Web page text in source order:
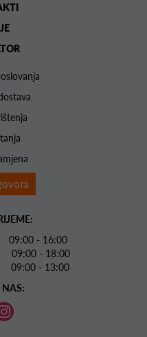
09:00 - 16:00
- 18:00
- 13:00
NAS: